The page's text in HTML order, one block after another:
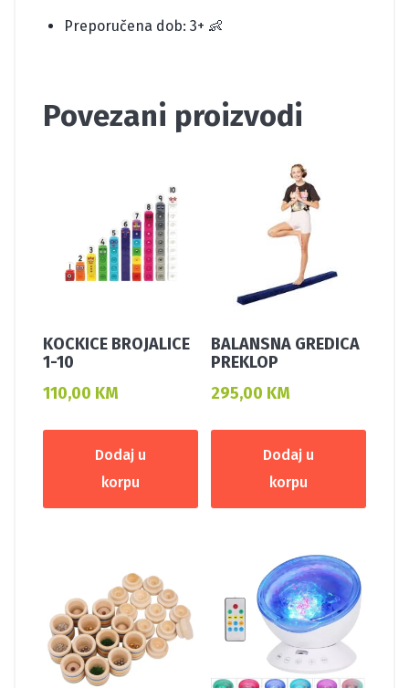
Preporučena dob: 3+ 👶
Povezani proizvodi
KOCKICE BROJALICE
1-10
110,00 KM
Dodaj u
korpu
BALANSNA GREDICA
PREKLOP
295,00 KM
Dodaj u
korpu